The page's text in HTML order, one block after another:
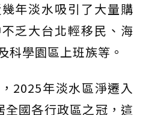
年淡水吸引了大量購
乏大台北輕移民、海
科學園區上班族等。
2025年淡水區淨遷入
國各行政區之冠，這